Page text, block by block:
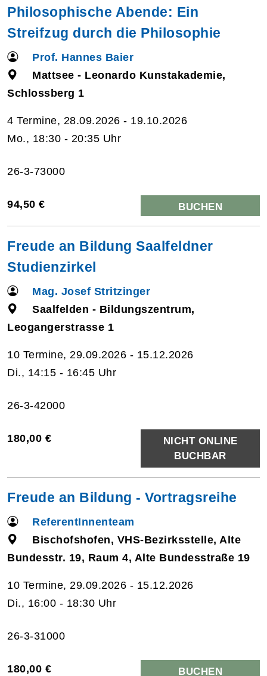
Philosophische Abende: Ein
Streifzug durch die Philosophie
Prof. Hannes Baier
Mattsee - Leonardo Kunstakademie,
Schlossberg 1
4 Termine, 28.09.2026 - 19.10.2026
Mo., 18:30 - 20:35 Uhr
26-3-73000
94,50 € BUCHEN
Freude an Bildung Saalfeldner
Studienzirkel
Mag. Josef Stritzinger
Saalfelden - Bildungszentrum,
Leogangerstrasse 1
10 Termine, 29.09.2026 - 15.12.2026
Di., 14:15 - 16:45 Uhr
26-3-42000
180,00 €
NICHT ONLINE
BUCHBAR
Freude an Bildung - Vortragsreihe
ReferentInnenteam
Bischofshofen, VHS-Bezirksstelle, Alte
Bundesstr. 19, Raum 4, Alte Bundesstraße 19
10 Termine, 29.09.2026 - 15.12.2026
Di., 16:00 - 18:30 Uhr
26-3-31000
180,00 € BUCHEN